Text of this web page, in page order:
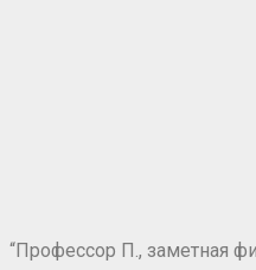
“Профессор П., заметная